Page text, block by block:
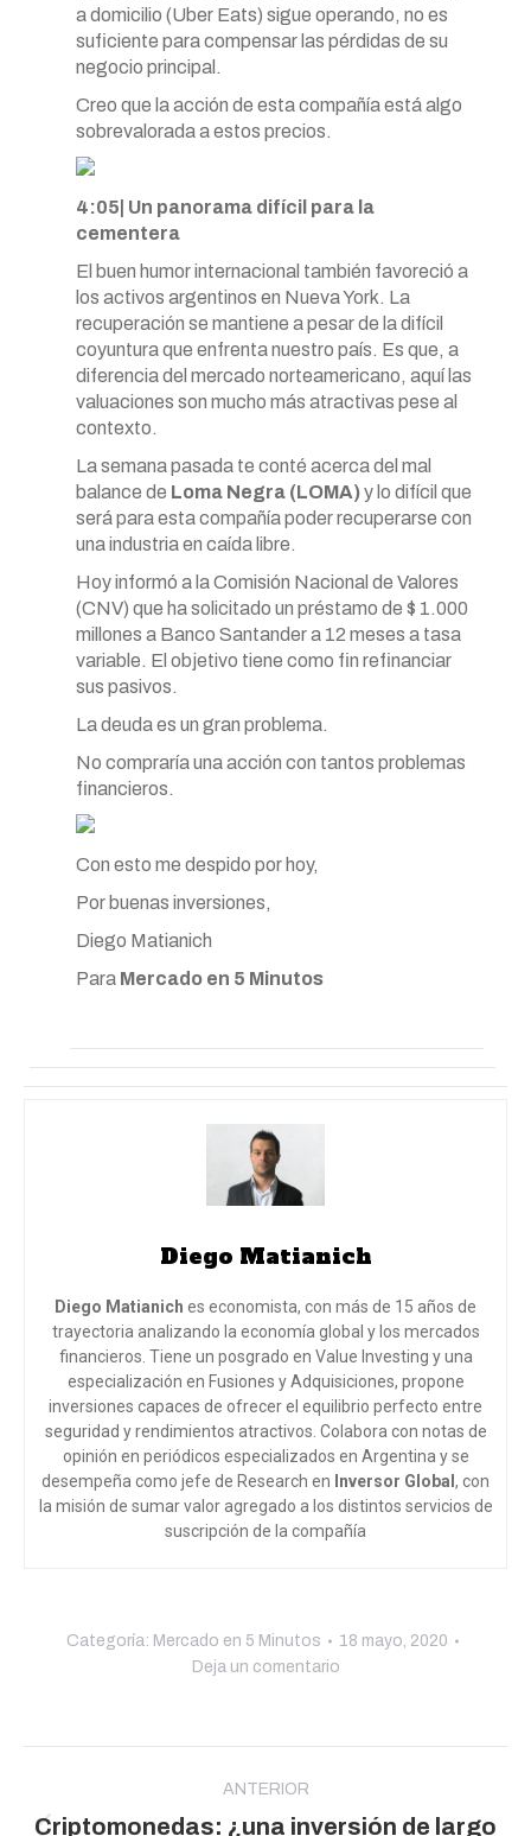
a domicilio (Uber Eats) sigue operando, no es
suficiente para compensar las pérdidas de su
negocio principal.
Creo que la acción de esta compañía está algo
sobrevalorada a estos precios.
4:05| Un panorama difícil para la
cementera
El buen humor internacional también favoreció a
los activos argentinos en Nueva York. La
recuperación se mantiene a pesar de la difícil
coyuntura que enfrenta nuestro país. Es que, a
diferencia del mercado norteamericano, aquí las
valuaciones son mucho más atractivas pese al
contexto.
La semana pasada te conté acerca del mal
balance de Loma Negra (LOMA)y lo difícil que
será para esta compañía poder recuperarse con
una industria en caída libre.
Hoy informó a la Comisión Nacional de Valores
(CNV) que ha solicitado un préstamo de $ 1.000
millones a Banco Santander a 12 meses a tasa
variable. El objetivo tiene como fin refinanciar
sus pasivos.
La deuda es un gran problema.
No compraría una acción con tantos problemas
financieros.
Con esto me despido por hoy,
Por buenas inversiones,
Diego Matianich
Para Mercado en 5 Minutos
Diego Matianich
Diego Matianich es economista, con más de 15 años de
trayectoria analizando la economía global y los mercados
financieros. Tiene un posgrado en Value Investing y una
especialización en Fusiones y Adquisiciones, propone
inversiones capaces de ofrecer el equilibrio perfecto entre
seguridad y rendimientos atractivos. Colabora con notas de
opinión en periódicos especializados en Argentina y se
desempeña como jefe de Research en Inversor Global , con
la misión de sumar valor agregado a los distintos servicios de
suscripción de la compañía
Categoría: Mercado en 5 Minutos
18 mayo, 2020
Deja un comentario
ANTERIOR
Criptomonedas: ¿una inversión de largo